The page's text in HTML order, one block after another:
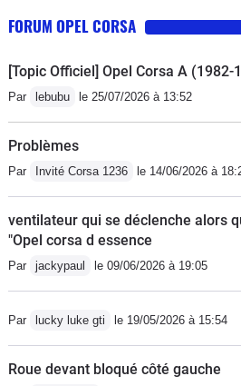
FORUM OPEL CORSA
[Topic Officiel] Opel Corsa A (1982-
Par lebubu le 25/07/2026 à 13:52
Problèmes
Par Invité Corsa 1236 le 14/06/2026 à
ventilateur qui se déclenche alors
"Opel corsa d essence
Par jackypaul le 09/06/2026 à 19:05
Par lucky luke gti le 19/05/2026 à 15:54
Roue devant bloqué côté gauche